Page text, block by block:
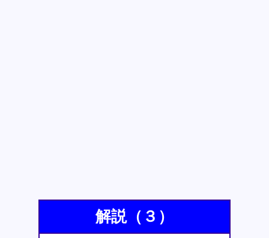
解説（３）